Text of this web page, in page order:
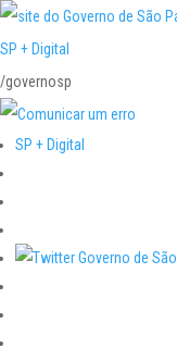
SP + Digital
/governosp
SP + Digital